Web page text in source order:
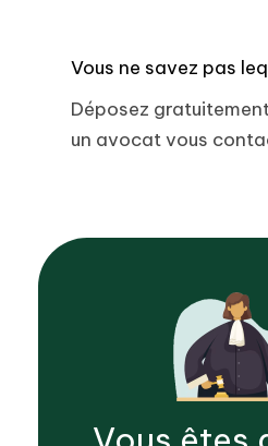
Vous ne savez pas
Déposez
un avocat vous